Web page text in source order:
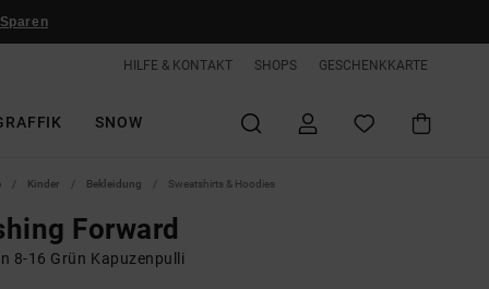
HILFE & KONTAKT SHOPS GESCHENKKARTE
SNOW
Kinder Bekleidung Sweatshirts & Hoodies
Forward
8-16 Grün Kapuzenpulli